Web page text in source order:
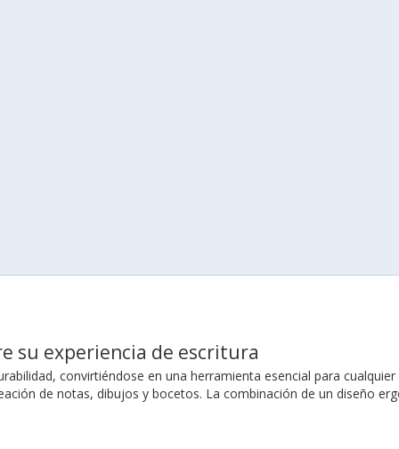
su experiencia de escritura
convirtiéndose en una herramienta esencial para
de notas, dibujos y bocetos. La combinación de un diseño